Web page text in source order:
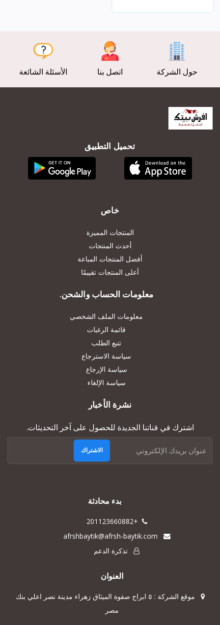
حول الشركة اتصل بنا الأسئلة الشائعة
تحميل التطبيق
خاص
المنتجات المميزة
أحدث المنتجات
أفضل المنتجات المباعة
أعلى المنتجات تقييمًا
معلومات الحساب والشحن.
معلومات الملف الشخصي
قائمة الرغبات
تتبع الطلب
سياسة الاسترجاع
سياسة الإرجاع
سياسة الإلغاء
نشرة الأخبار
اشترك في قناتنا الجديدة للحصول على آخر التحديثات.
الاشتراك
بدء محادثة
+201123660882
afrshbaytik@afrsh-baytik.com
تذكرة الدعم
العنوان
موقع الشركة : ٥ ابراج صفوة الميثاق زهراء مدينة نصر اعلي بنك
مصر